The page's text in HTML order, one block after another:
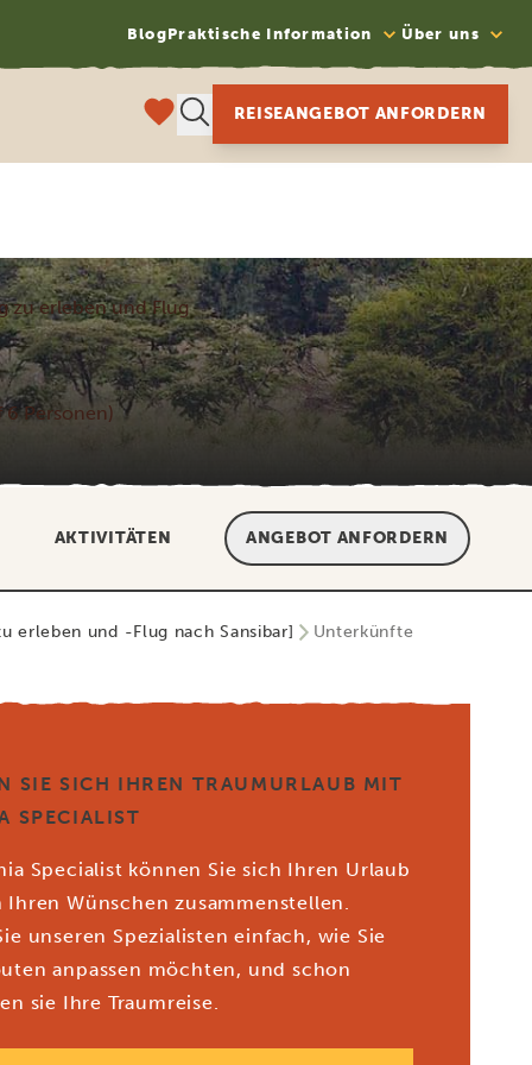
BlogPraktische Information Über uns
REISEANGEBOT ANFORDERN
zu erleben und Flug
6 Personen)
AKTIVITÄTEN ANGEBOT ANFORDERN
erleben und -Flug nach Sansibar] Unterkünfte
SIE SICH IHREN TRAUMURLAUB MIT
SPECIALIST
Specialist können Sie sich Ihren Urlaub
Ihren Wünschen zusammenstellen.
unseren Spezialisten einfach, wie Sie
anpassen möchten, und schon
sie Ihre Traumreise.